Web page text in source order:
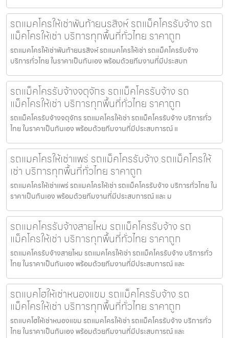
รถแมคโครให้เช่าพันท้ายนรสิงห์ รถแม็คโครรับจ้าง รถ
แม็คโครให้เช่า บริการทุกพื้นที่ทั่วไทย ราคาถูก
รถแมคโครให้เช่าพันท้ายนรสิงห์ รถแมคโครให้เช่า รถแม็คโครรับจ้าง
บริการทั่วไทย ในราคาเป็นกันเอง พร้อมด้วยทีมงานที่มีประสบก
รถแม็คโครรับจ้างจตุจักร รถแม็คโครรับจ้าง รถ
แม็คโครให้เช่า บริการทุกพื้นที่ทั่วไทย ราคาถูก
รถแม็คโครรับจ้างจตุจักร รถแมคโครให้เช่า รถแม็คโครรับจ้าง บริการทั่ว
ไทย ในราคาเป็นกันเอง พร้อมด้วยทีมงานที่มีประสบการณ์ แ
รถแมคโครให้เช่าแพร่ รถแม็คโครรับจ้าง รถแม็คโครให้
เช่า บริการทุกพื้นที่ทั่วไทย ราคาถูก
รถแมคโครให้เช่าแพร่ รถแมคโครให้เช่า รถแม็คโครรับจ้าง บริการทั่วไทย ใน
ราคาเป็นกันเอง พร้อมด้วยทีมงานที่มีประสบการณ์ และ ม
รถแมคโครรับจ้างสายไหม รถแม็คโครรับจ้าง รถ
แม็คโครให้เช่า บริการทุกพื้นที่ทั่วไทย ราคาถูก
รถแมคโครรับจ้างสายไหม รถแมคโครให้เช่า รถแม็คโครรับจ้าง บริการทั่ว
ไทย ในราคาเป็นกันเอง พร้อมด้วยทีมงานที่มีประสบการณ์ และ
รถแบคโฮให้เช่าหนองแขม รถแม็คโครรับจ้าง รถ
แม็คโครให้เช่า บริการทุกพื้นที่ทั่วไทย ราคาถูก
รถแบคโฮให้เช่าหนองแขม รถแมคโครให้เช่า รถแม็คโครรับจ้าง บริการทั่ว
ไทย ในราคาเป็นกันเอง พร้อมด้วยทีมงานที่มีประสบการณ์ และ